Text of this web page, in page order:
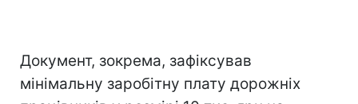
Документ, зокрема, зафіксував
мінімальну заробітну плату дорожніх